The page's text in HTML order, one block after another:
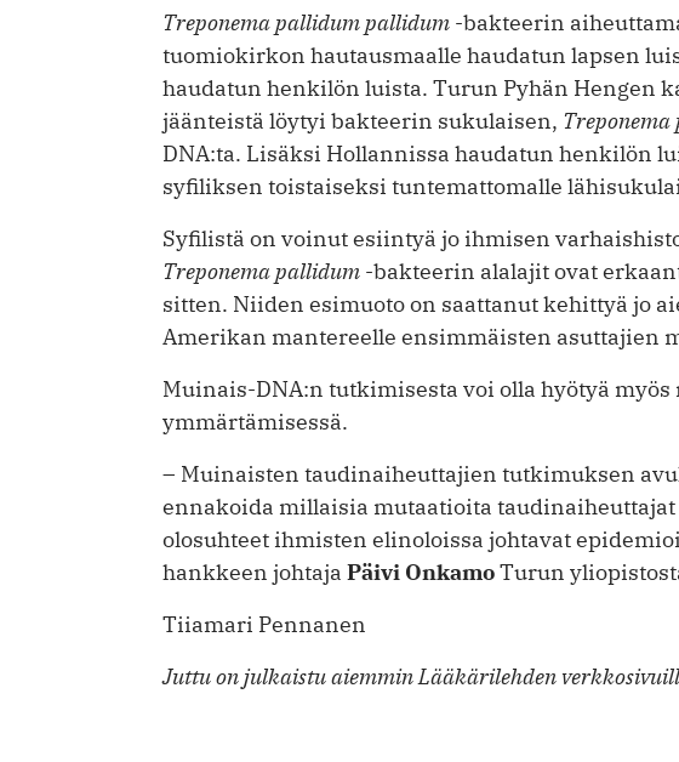
Treponema pallidum pallidum -bakteerin
tuomiokirkon hautausmaalle haudatun lapsen
haudatun henkilön luista. Turun Pyhän Hengen
jäänteistä löytyi bakteerin sukulaisen,
DNA:ta. Lisäksi Hollannissa haudatun henkilön
syfiliksen toistaiseksi tuntemattomalle
Syfilistä on voinut esiintyä jo ihmisen
Treponema pallidum -bakteerin alalajit ovat
sitten. Niiden esimuoto on saattanut kehittyä jo
Amerikan mantereelle ensimmäisten asuttajien
Muinais-DNA:n tutkimisesta voi olla hyötyä
ymmärtämisessä.
– Muinaisten taudinaiheuttajien tutkimuksen
ennakoida millaisia mutaatioita
olosuhteet ihmisten elinoloissa johtavat
hankkeen johtaja Päivi OnkamoTurun
Tiiamari Pennanen
Juttu on julkaistu aiemmin Lääkärilehden